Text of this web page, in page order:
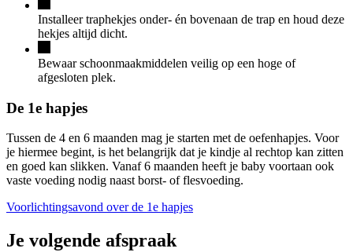
Installeer traphekjes onder- én bovenaan de trap en houd deze
hekjes altijd dicht.
Bewaar schoonmaakmiddelen veilig op een hoge of
afgesloten plek.
De 1e hapjes
Tussen de 4 en 6 maanden mag je starten met de oefenhapjes. Voor
je hiermee begint, is het belangrijk dat je kindje al rechtop kan zitten
en goed kan slikken. Vanaf 6 maanden heeft je baby voortaan ook
vaste voeding nodig naast borst- of flesvoeding.
Voorlichtingsavond over de 1e hapjes
Je volgende afspraak